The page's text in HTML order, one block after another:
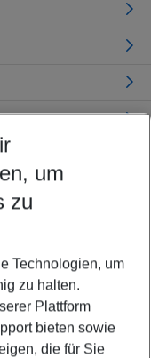
um
zu
Technologien, um
zu halten.
Plattform
bieten sowie
die für Sie